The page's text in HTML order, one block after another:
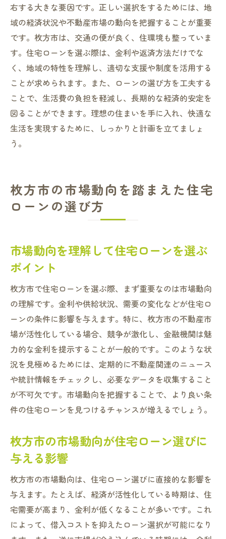
右する大きな要因です。正しい選択をするためには、地
域の経済状況や不動産市場の動向を把握することが重要
です。枚方市は、交通の便が良く、住環境も整っていま
す。住宅ローンを選ぶ際は、金利や返済方法だけでな
く、地域の特性を理解し、適切な支援や制度を活用する
ことが求められます。また、ローンの選び方を工夫する
ことで、生活費の負担を軽減し、長期的な経済的安定を
図ることができます。理想の住まいを手に入れ、快適な
生活を実現するために、しっかりと計画を立てましょ
う。
枚方市の市場動向を踏まえた住宅
ローンの選び方
市場動向を理解して住宅ローンを選ぶ
ポイント
枚方市で住宅ローンを選ぶ際、まず重要なのは市場動向
の理解です。金利や供給状況、需要の変化などが住宅ロ
ーンの条件に影響を与えます。特に、枚方市の不動産市
場が活性化している場合、競争が激化し、金融機関は魅
力的な金利を提示することが一般的です。このような状
況を見極めるためには、定期的に不動産関連のニュース
や統計情報をチェックし、必要なデータを収集すること
が不可欠です。市場動向を把握することで、より良い条
件の住宅ローンを見つけるチャンスが増えるでしょう。
枚方市の市場動向が住宅ローン選びに
与える影響
枚方市の市場動向は、住宅ローン選びに直接的な影響を
与えます。たとえば、経済が活性化している時期は、住
宅需要が高まり、金利が低くなることが多いです。これ
によって、借入コストを抑えたローン選択が可能になり